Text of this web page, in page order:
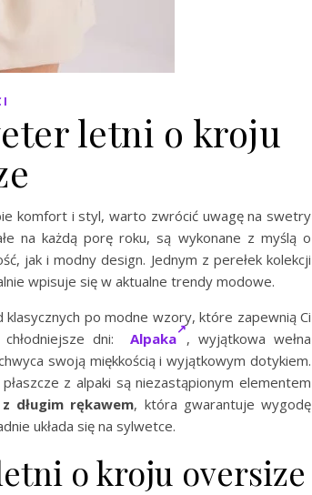
letni o kroju
komfort i styl, warto zwrócić uwagę na swetry
na każdą porę roku, są wykonane z myślą o
jak i modny design. Jednym z perełek kolekcji
wpisuje się w aktualne trendy modowe.
klasycznych po modne wzory, które zapewnią Ci
dni: Alpaka , wyjątkowa wełna
swoją miękkością i wyjątkowym dotykiem.
z alpaki są niezastąpionym elementem
długim rękawem, która gwarantuje wygodę
układa się na sylwetce.
o kroju oversize